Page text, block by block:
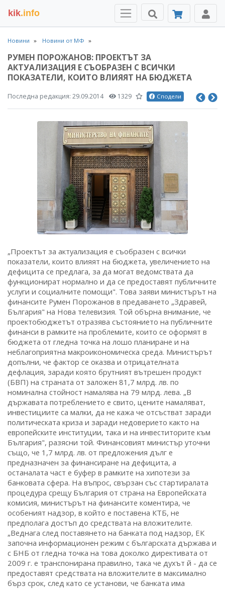
kik.info
Новини Новини от МФ
РУМЕН ПОРОЖАНОВ: ПРОЕКТЪТ ЗА
АКТУАЛИЗАЦИЯ Е СЪОБРАЗЕН С ВСИЧКИ
ПОКАЗАТЕЛИ, КОИТО ВЛИЯЯТ НА БЮДЖЕТА
Последна редакция: 29.09.2014 1329 Сподели
„Проектът за актуализация е съобразен с всички
показатели, които влияят на бюджета, увеличението на
дефицита се предлага, за да могат ведомствата да
функционират нормално и да се предоставят публичните
услуги и социалните помощи". Това заяви министърът на
финансите Румен Порожанов в предаването „Здравей,
България" на Нова телевизия. Той обърна внимание, че
проектобюджетът отразява състоянието на публичните
финанси в рамките на проблемите, които се оформят в
бюджета от гледна точка на лошо планиране и на
неблагоприятна макроикономическа среда. Министърът
допълни, че фактор се оказва и отрицателната
дефлация, заради която брутният вътрешен продукт
(БВП) на страната от заложен 81,7 млрд. лв. по
номинална стойност намалява на 79 млрд. лева. „В
държавата потреблението е свито, цените намаляват,
инвестициите са малки, да не кажа че отсъстват заради
политическата криза и заради недоверието както на
европейските институции, така и на инвеститорите към
България", разясни той. Финансовият министър уточни
също, че 1,7 млрд. лв. от предложения дълг е
предназначен за финансиране на дефицита, а
останалата част е буфер в рамките на хипотези за
банковата сфера. На въпрос, свързан със стартиралата
процедура срещу България от страна на Европейската
комисия, министърът на финансите коментира, че
особеният надзор, в който е поставена КТБ, не
предполага достъп до средствата на вложителите.
„Веднага след поставянето на банката под надзор, ЕК
започна информационен режим с българската държава и
с БНБ от гледна точка на това доколко директивата от
2009 г. е транспонирана правилно, така че духът й - да се
предоставят средствата на вложителите в максимално
бърз срок, след като се установи, че банката има